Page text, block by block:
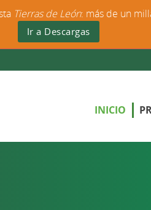
INICIO
Tierras de León: más de un
Ir a Descargas